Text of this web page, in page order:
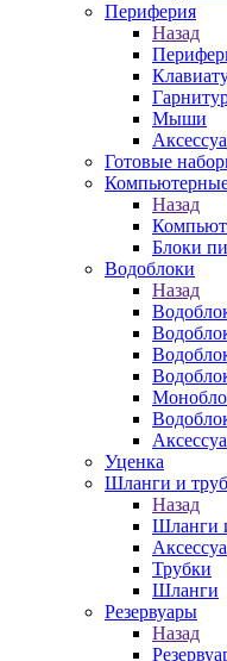
Периферия
Назад
Мыши
Готовые
Назад
Блоки
Водоблоки
Назад
Уценка
Шланги и
Назад
Шланги
Трубки
Шланги
Резервуары
Назад